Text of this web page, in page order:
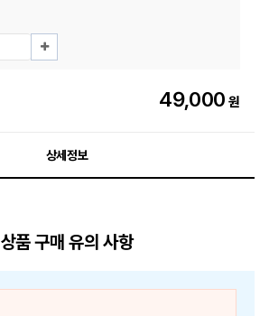
49,000 원
상세정보
상품 구매 유의 사항